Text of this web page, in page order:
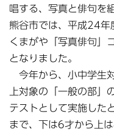
唱する、写真と俳句を
熊谷市では、平成24年
くまがや「写真俳句」
となりました。
今年から、小中学生
上対象の「一般の部」
テストとして実施した
まで、下は6才から上